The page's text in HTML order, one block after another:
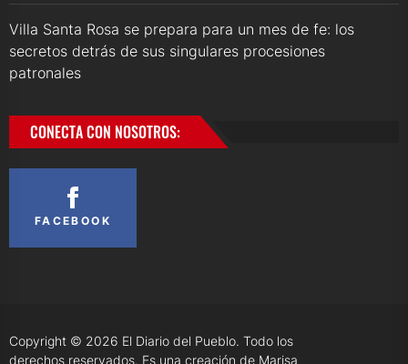
Villa Santa Rosa se prepara para un mes de fe: los
secretos detrás de sus singulares procesiones
patronales
CONECTA CON NOSOTROS:
FACEBOOK
Copyright © 2026 El Diario del Pueblo. Todo los
derechos reservados. Es una creación de Marisa